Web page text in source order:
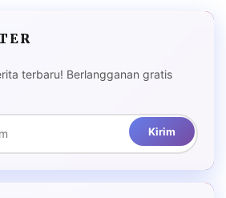
terbaru! Berlangganan gratis
Kirim